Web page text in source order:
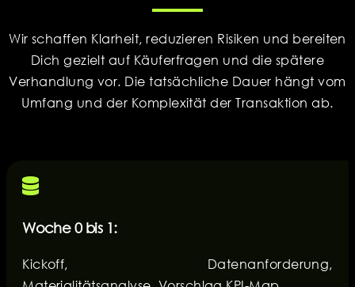
Wir schaffen Klarheit, reduzieren Risiken und bereiten
Dich gezielt auf Käuferfragen und die spätere
Verhandlung vor. Die tatsächliche Dauer hängt vom
Umfang und der Komplexität der Transaktion ab.
Woche 0 bis 1:
Kickoff, Datenanforderung,